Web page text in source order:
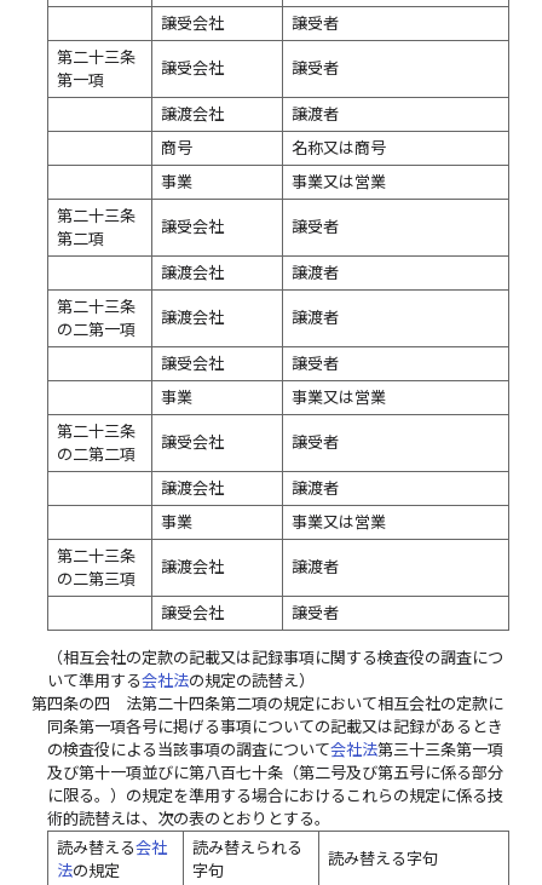
譲受会社
譲受者
第二十三条
第一項
譲受会社 譲受者
譲渡会社
譲渡者
商号
名称又は商号
事業
事業又は営業
第二十三条
第二項
譲受会社 譲受者
譲渡会社
譲渡者
第二十三条
の二第一項
譲渡会社 譲渡者
譲受会社
譲受者
事業
事業又は営業
第二十三条
の二第二項
譲受会社 譲受者
譲渡会社
譲渡者
事業
事業又は営業
第二十三条
の二第三項
譲渡会社 譲渡者
譲受会社 譲受者
（相互会社の定款の記載又は記録事項に関する検査役の調査につ
いて準用する会社法の規定の読替え）
第四条の四
法第二十四条第二項の規定において相互会社の定款に
同条第一項各号に掲げる事項についての記載又は記録があるとき
の検査役による当該事項の調査について会社法第三十三条第一項
及び第十一項並びに第八百七十条（第二号及び第五号に係る部分
に限る。）の規定を準用する場合におけるこれらの規定に係る技
術的読替えは、次の表のとおりとする。
読み替える会社
法の規定
読み替えられる
字句
読み替える字句